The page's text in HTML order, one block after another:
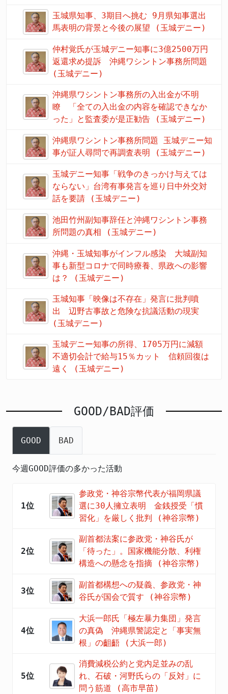
玉城県知事、3期目へ挑む 9月県知事選出
馬表明の背景と今後の展望 (玉城デニー)
仲村覚氏が玉城デニー知事に3億2500万円
返還求め提訴 沖縄ワシントン事務所問題
(玉城デニー)
沖縄県ワシントン事務所の入出金が不明
瞭 「全ての入出金の内容を確認できなか
った」と監査委が是正勧告 (玉城デニー)
沖縄県ワシントン事務所問題 玉城デニー知
事が証人尋問で再調査表明 (玉城デニー)
玉城デニー知事「戦争のきっかけ与えては
ならない」台湾有事発言を巡り日中外交対
話を要請 (玉城デニー)
池田竹州副知事辞任と沖縄ワシントン事務
所問題の真相 (玉城デニー)
沖縄・玉城知事がインフル感染 大城副知
事も新型コロナで同時療養、県政への影響
は？ (玉城デニー)
玉城知事「映像は不存在」発言に批判噴
出 辺野古事故と危険な抗議活動の現実
(玉城デニー)
玉城デニー知事の所得、1705万円に減額
不適切会計で給与15％カット 信頼回復は
遠く (玉城デニー)
GOOD/BAD評価
GOOD BAD
今週GOOD評価の多かった活動
1位
参政党・神谷宗幣代表が福岡県議
選に30人擁立表明 金銭授受「慣
習化」を厳しく批判 (神谷宗幣)
2位
副首都法案に参政党・神谷氏が
「待った」。国家機能分散、利権
構造への懸念を指摘 (神谷宗幣)
3位
副首都構想への疑義、参政党・神
谷氏が国会で質す (神谷宗幣)
4位
大浜一郎氏「極左暴力集団」発言
の真偽 沖縄県警認定と「事実無
根」の齟齬 (大浜一郎)
5位
消費減税公約と党内足並みの乱
れ、石破・河野氏らの「反対」に
問う筋道 (高市早苗)